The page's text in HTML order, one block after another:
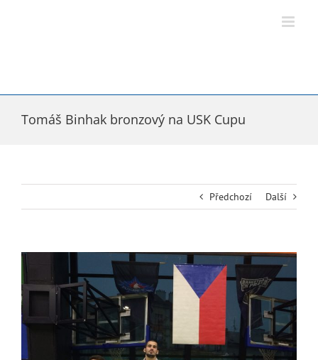
Tomáš Binhak bronzový na USK Cupu
Předchozí Další
Zobrazit
obrázek